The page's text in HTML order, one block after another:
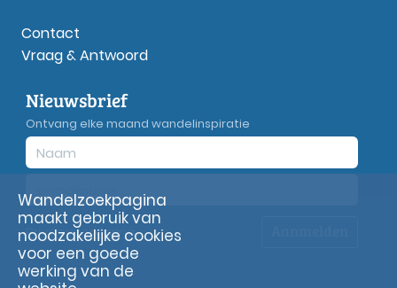
Contact
Vraag & Antwoord
Nieuwsbrief
Ontvang elke maand wandelinspiratie
Privacyverklaring
Wandelzoekpagina
maakt gebruik van
noodzakelijke cookies
voor een goede
werking van de